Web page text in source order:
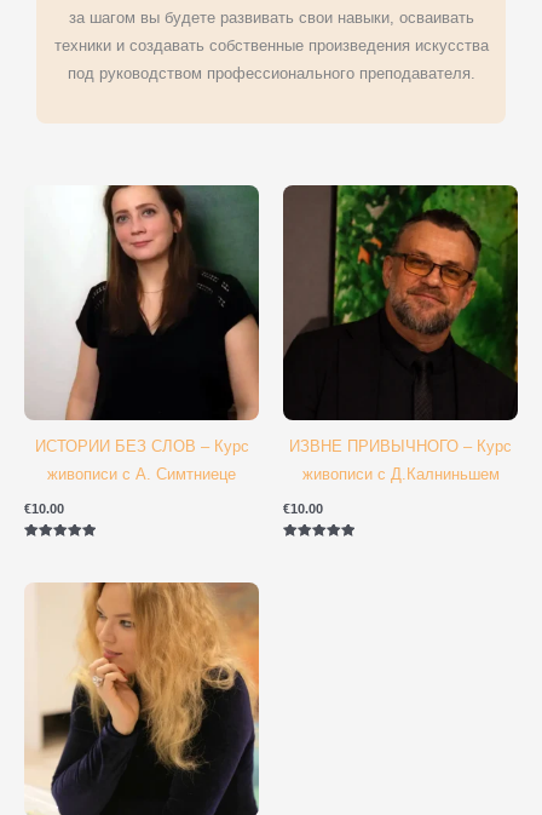
за шагом вы будете развивать свои навыки, осваивать
техники и создавать собственные произведения искусства
под руководством профессионального преподавателя.
ИСТОРИИ БЕЗ СЛОВ – Курс
живописи с А. Симтниеце
€10.00
ИЗВНЕ ПРИВЫЧНОГО – Курс
живописи с Д.Калниньшем
€10.00